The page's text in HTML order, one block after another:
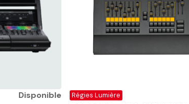
Disponible Régies Lumière